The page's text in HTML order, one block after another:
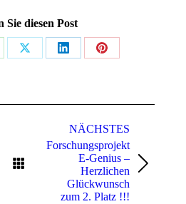
Sie diesen Post
Teilen
Teilen
Teilen
NÄCHSTES
Nächster
Beitrag:
Forschungsprojekt
E-Genius –
Herzlichen
Glückwunsch
zum 2. Platz !!!